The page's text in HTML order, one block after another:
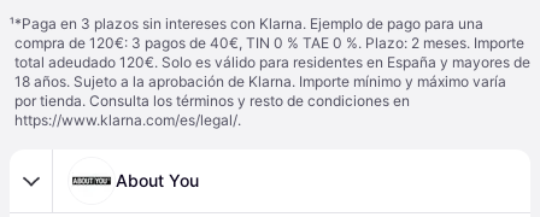
¹*Paga en 3 plazos sin intereses con Klarna. Ejemplo de pago para una
compra de 120€: 3 pagos de 40€, TIN 0 % TAE 0 %. Plazo: 2 meses. Importe
total adeudado 120€. Solo es válido para residentes en España y mayores de
18 años. Sujeto a la aprobación de Klarna. Importe mínimo y máximo varía
por tienda. Consulta los términos y resto de condiciones en
https://www.klarna.com/es/legal/.
About You